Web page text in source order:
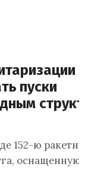
пуски
152-ю
оснащенную